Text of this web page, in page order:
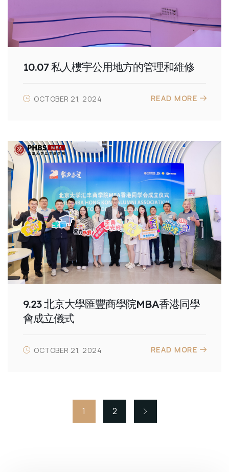
10.07 私人樓宇公用地方的管理和維修
OCTOBER 21, 2024 READ MORE
9.23 北京大學匯豐商學院MBA香港同學
會成立儀式
OCTOBER 21, 2024 READ MORE
1 2